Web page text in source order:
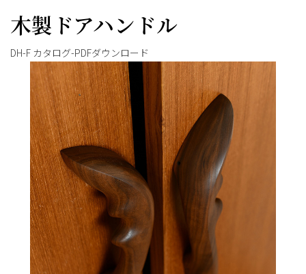
木製ドアハンドル
DH-F カタログ-PDFダウンロード